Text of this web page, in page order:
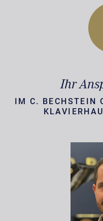
Ihr
IM C. BECHSTEIN